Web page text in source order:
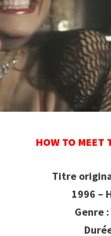
HOW TO MEET
Titre
1996 –
Genre